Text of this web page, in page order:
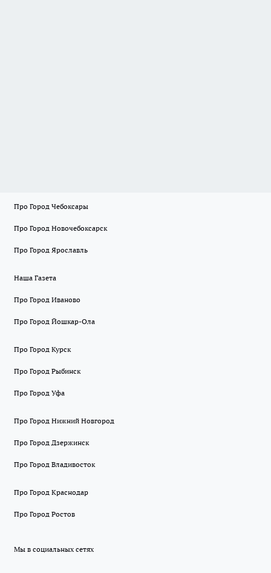
Про Город Чебоксары
Про Город Новочебоксарск
Про Город Ярославль
Наша Газета
Про Город Иваново
Про Город Йошкар-Ола
Про Город Курск
Про Город Рыбинск
Про Город Уфа
Про Город Нижний Новгород
Про Город Дзержинск
Про Город Владивосток
Про Город Краснодар
Про Город Ростов
Мы в социальных сетях